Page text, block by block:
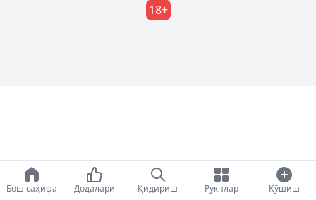
18+
Бош саҳифа Додалари Қидириш Рукнлар Қўшиш